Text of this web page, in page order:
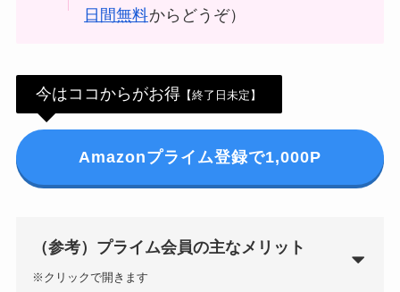
【最新】
年3月31日)
ト証券
mineo
楽天Car車検
メルカリ
日間無料からどうぞ）
今はココからがお得 【終了日未定】
Amazonプライム登録で1,000P
（参考）プライム会員の主なメリット
※クリックで開きます